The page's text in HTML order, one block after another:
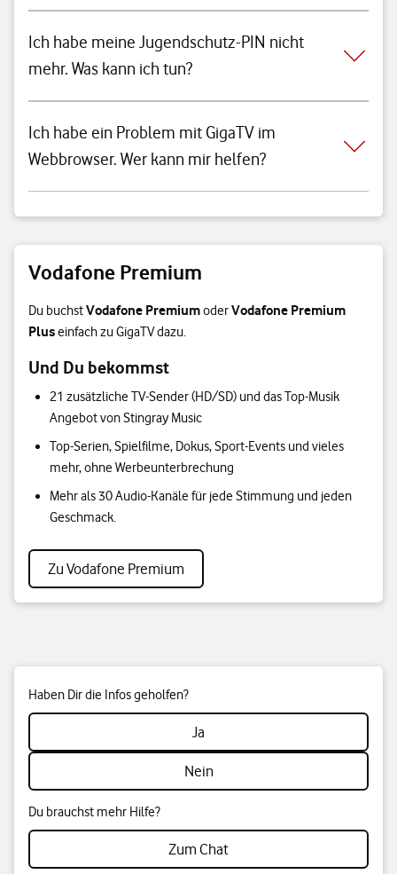
Ich habe meine Jugendschutz-PIN nicht
mehr. Was kann ich tun?
Ich habe ein Problem mit GigaTV im
Webbrowser. Wer kann mir helfen?
Vodafone Premium
Du buchstVodafone PremiumoderVodafone Premium
Pluseinfach zu GigaTV dazu.
Und Du bekommst
21 zusätzliche TV-Sender (HD/SD) und das Top-Musik
Angebot von Stingray Music
Top-Serien, Spielfilme, Dokus, Sport-Events und vieles
mehr, ohne Werbeunterbrechung
Mehr als 30 Audio-Kanäle für jede Stimmung und jeden
Geschmack.
Zu Vodafone Premium
Haben Dir die Infos geholfen?
Ja
Nein
Du brauchst mehr Hilfe?
Zum Chat